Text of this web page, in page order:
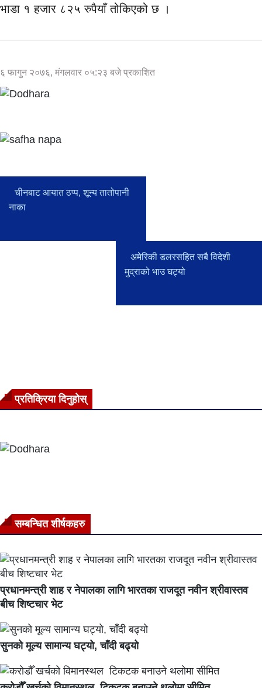
भाडा १ हजार ८२५ रुपैयाँ तोकिएको छ ।
६ फागुन २०७६, मंगलवार ०५:२३ बजे प्रकाशित
चीनबाट आयात ठप्प, शून्य तातोपानी
नाका
अमेरिकी डलरसहित सबै विदेशी
मुद्राको भाउ घट्यो
प्रतिक्रिया दिनुहोस्
सम्बन्धित शीर्षकहरु
प्रधानमन्त्री शाह र नेपालका लागि भारतका राजदूत नवीन श्रीवास्तव
बीच शिष्टचार भेट
सुनको मूल्य सामान्य घट्यो, चाँदी बढ्यो